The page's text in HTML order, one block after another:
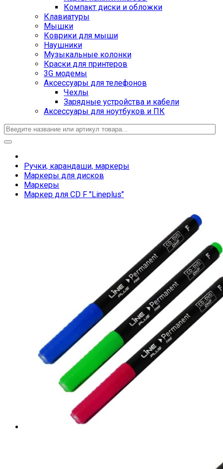
Компакт диски и обложки
Клавиатуры
Мышки
Коврики для мыши
Наушники
Музыкальные колонки
Краски для принтеров
3G модемы
Аксессуары для телефонов
Чехлы
Зарядные устройства и кабели
Аксессуары для ноутбуков и ПК
Ручки, карандаши, маркеры
Маркеры для дисков
Маркеры
Маркер для CD F "Lineplus"